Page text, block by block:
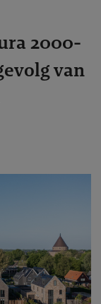
2000-
van